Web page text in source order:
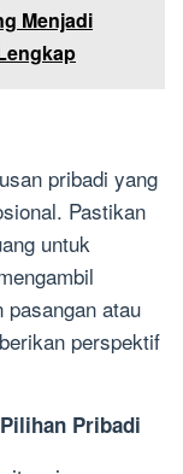
Menjadi
pribadi yang
Pastikan
untuk
pasangan atau
perspektif
Pribadi